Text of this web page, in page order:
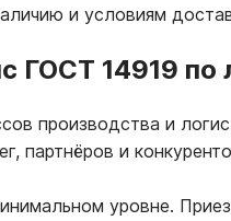
и условиям
14919 по
производства и
партнёров и
уровне.